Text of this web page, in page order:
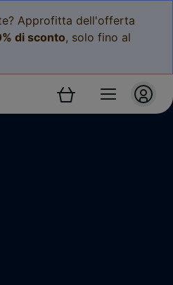
Approfitta dell'offerta
di sconto, solo fino al